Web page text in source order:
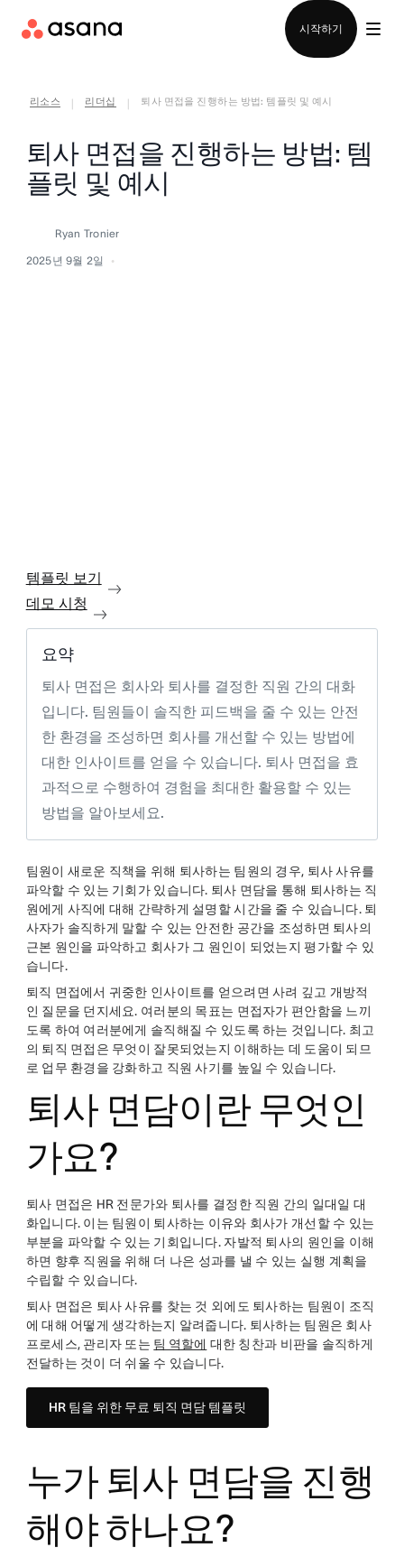
시작하기
리소스 리더십 퇴사 면접을 진행하는 방법: 템플릿 및 예시
퇴사 면접을 진행하는 방법: 템
플릿 및 예시
Ryan Tronier
2025년 9월 2일
템플릿 보기
데모 시청
요약
퇴사 면접은 회사와 퇴사를 결정한 직원 간의 대화
입니다. 팀원들이 솔직한 피드백을 줄 수 있는 안전
한 환경을 조성하면 회사를 개선할 수 있는 방법에
대한 인사이트를 얻을 수 있습니다. 퇴사 면접을 효
과적으로 수행하여 경험을 최대한 활용할 수 있는
방법을 알아보세요.
팀원이 새로운 직책을 위해 퇴사하는 팀원의 경우, 퇴사 사유를
파악할 수 있는 기회가 있습니다. 퇴사 면담을 통해 퇴사하는 직
원에게 사직에 대해 간략하게 설명할 시간을 줄 수 있습니다. 퇴
사자가 솔직하게 말할 수 있는 안전한 공간을 조성하면 퇴사의
근본 원인을 파악하고 회사가 그 원인이 되었는지 평가할 수 있
습니다.
퇴직 면접에서 귀중한 인사이트를 얻으려면 사려 깊고 개방적
인 질문을 던지세요. 여러분의 목표는 면접자가 편안함을 느끼
도록 하여 여러분에게 솔직해질 수 있도록 하는 것입니다. 최고
의 퇴직 면접은 무엇이 잘못되었는지 이해하는 데 도움이 되므
로 업무 환경을 강화하고 직원 사기를 높일 수 있습니다.
퇴사 면담이란 무엇인
가요?
퇴사 면접은 HR 전문가와 퇴사를 결정한 직원 간의 일대일 대
화입니다. 이는 팀원이 퇴사하는 이유와 회사가 개선할 수 있는
부분을 파악할 수 있는 기회입니다. 자발적 퇴사의 원인을 이해
하면 향후 직원을 위해 더 나은 성과를 낼 수 있는 실행 계획을
수립할 수 있습니다.
퇴사 면접은 퇴사 사유를 찾는 것 외에도 퇴사하는 팀원이 조직
에 대해 어떻게 생각하는지 알려줍니다. 퇴사하는 팀원은 회사
프로세스, 관리자 또는 팀 역할에 대한 칭찬과 비판을 솔직하게
전달하는 것이 더 쉬울 수 있습니다.
HR 팀을 위한 무료 퇴직 면담 템플릿
누가 퇴사 면담을 진행
해야 하나요?